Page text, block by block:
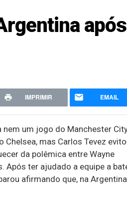
após
IMPRIMIR EMAIL
nem um jogo do Manchester
Chelsea, mas Carlos Tevez
da polêmica entre Wayne
Após ter ajudado a equipe a
afirmando que, na